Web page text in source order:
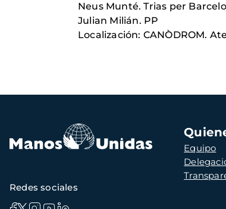
Neus Munté. Trias per
Julian Milián. PP
Localización: CANÒDROM.
Navegación
principal
Equipo
Redes sociales